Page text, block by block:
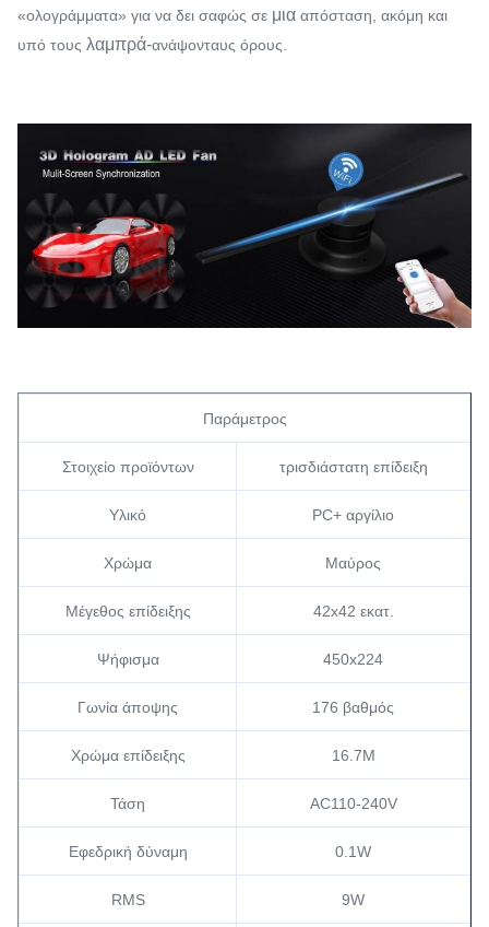
«ολογράμματα» για να δει σαφώς σε μια απόσταση, ακόμη και
υπό τους λαμπρά-ανάψονταυς όρους.
Παράμετρος
Στοιχείο προϊόντων τρισδιάστατη επίδειξη
Υλικό PC+ αργίλιο
Χρώμα Μαύρος
Μέγεθος επίδειξης 42x42 εκατ.
Ψήφισμα 450x224
Γωνία άποψης 176 βαθμός
Χρώμα επίδειξης 16.7M
Τάση AC110-240V
Εφεδρική δύναμη 0.1W
RMS 9W